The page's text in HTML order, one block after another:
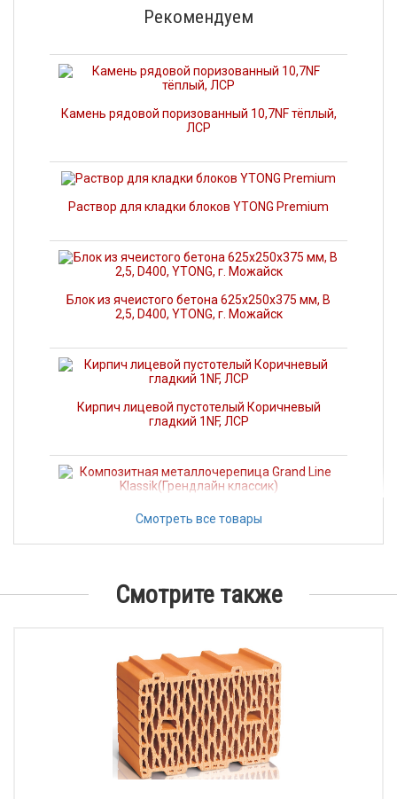
Рекомендуем
Камень рядовой поризованный 10,7NF тёплый,
ЛСР
Раствор для кладки блоков YTONG Premium
Блок из ячеистого бетона 625х250х375 мм, В
2,5, D400, YTONG, г. Можайск
Кирпич лицевой пустотелый Коричневый
гладкий 1NF, ЛСР
Композитная металлочерепица Grand Line
Klassik(Грендлайн классик)
Смотреть все товары
Смотрите также